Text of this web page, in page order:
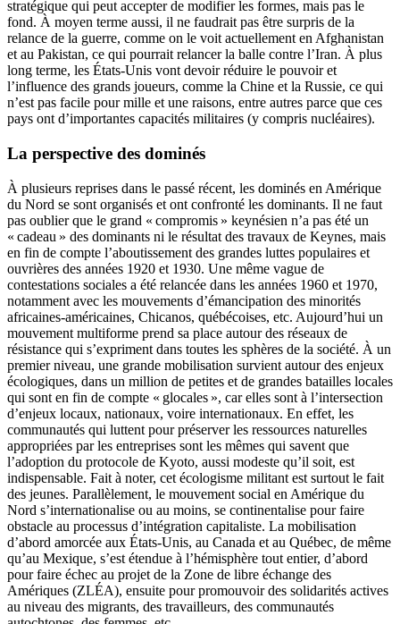
stratégique qui peut accepter de modifier les formes, mais pas le
fond. À moyen terme aussi, il ne faudrait pas être surpris de la
relance de la guerre, comme on le voit actuellement en Afghanistan
et au Pakistan, ce qui pourrait relancer la balle contre l’Iran. À plus
long terme, les États-Unis vont devoir réduire le pouvoir et
l’influence des grands joueurs, comme la Chine et la Russie, ce qui
n’est pas facile pour mille et une raisons, entre autres parce que ces
pays ont d’importantes capacités militaires (y compris nucléaires).
La perspective des dominés
À plusieurs reprises dans le passé récent, les dominés en Amérique
du Nord se sont organisés et ont confronté les dominants. Il ne faut
pas oublier que le grand « compromis » keynésien n’a pas été un
« cadeau » des dominants ni le résultat des travaux de Keynes, mais
en fin de compte l’aboutissement des grandes luttes populaires et
ouvrières des années 1920 et 1930. Une même vague de
contestations sociales a été relancée dans les années 1960 et 1970,
notamment avec les mouvements d’émancipation des minorités
africaines-américaines, Chicanos, québécoises, etc. Aujourd’hui un
mouvement multiforme prend sa place autour des réseaux de
résistance qui s’expriment dans toutes les sphères de la société. À un
premier niveau, une grande mobilisation survient autour des enjeux
écologiques, dans un million de petites et de grandes batailles locales
qui sont en fin de compte « glocales », car elles sont à l’intersection
d’enjeux locaux, nationaux, voire internationaux. En effet, les
communautés qui luttent pour préserver les ressources naturelles
appropriées par les entreprises sont les mêmes qui savent que
l’adoption du protocole de Kyoto, aussi modeste qu’il soit, est
indispensable. Fait à noter, cet écologisme militant est surtout le fait
des jeunes. Parallèlement, le mouvement social en Amérique du
Nord s’internationalise ou au moins, se continentalise pour faire
obstacle au processus d’intégration capitaliste. La mobilisation
d’abord amorcée aux États-Unis, au Canada et au Québec, de même
qu’au Mexique, s’est étendue à l’hémisphère tout entier, d’abord
pour faire échec au projet de la Zone de libre échange des
Amériques (ZLÉA), ensuite pour promouvoir des solidarités actives
au niveau des migrants, des travailleurs, des communautés